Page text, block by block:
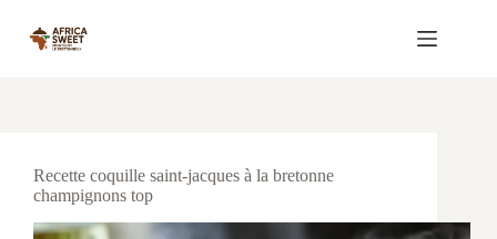
contenu
Recette coquille saint-jacques à la bretonne
champignons top